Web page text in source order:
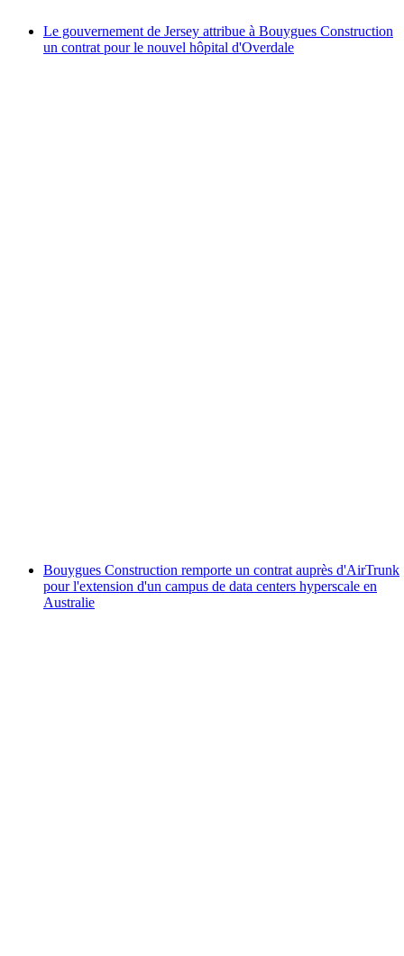
Le gouvernement de Jersey attribue à Bouygues Construction
un contrat pour le nouvel hôpital d'Overdale
Bouygues Construction remporte un contrat auprès d'AirTrunk
pour l'extension d'un campus de data centers hyperscale en
Australie